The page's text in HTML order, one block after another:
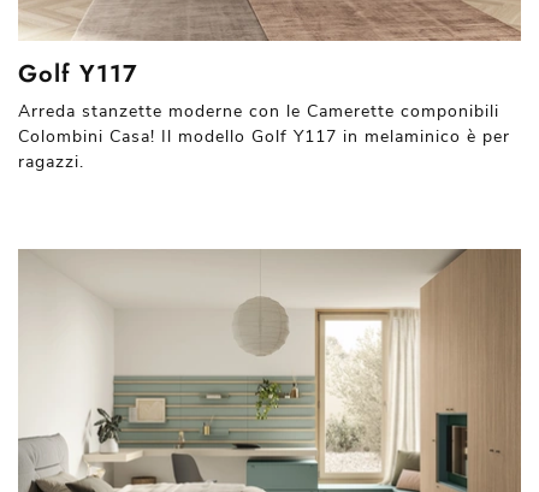
Golf Y117
Arreda stanzette moderne con le Camerette componibili
Colombini Casa! Il modello Golf Y117 in melaminico è per
ragazzi.